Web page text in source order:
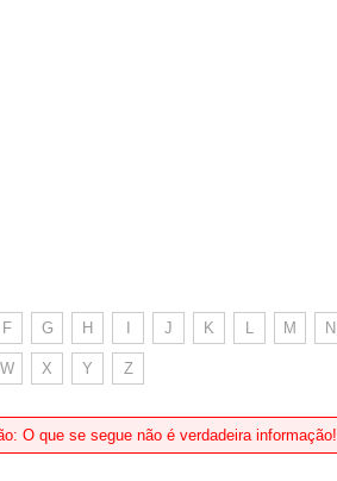
F G H J K L M N
W X Y Z
O que se segue não é verdadeira informação!